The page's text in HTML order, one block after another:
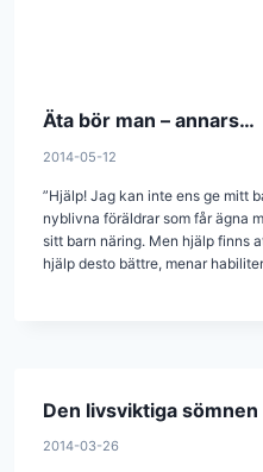
Äta bör man – annars…
2014-05-12
”Hjälp! Jag kan inte ens ge mitt
nyblivna föräldrar som får ägna
sitt barn näring. Men hjälp finns
hjälp desto bättre, menar
Den livsviktiga sömnen
2014-03-26